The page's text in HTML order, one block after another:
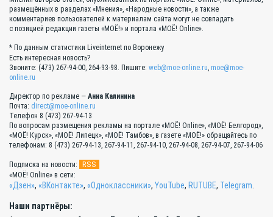
размещённых в разделах «Мнения», «Народные новости», а также
комментариев пользователей к материалам сайта могут не совпадать
с позицией редакции газеты «МОЁ!» и портала «МОЁ! Online».
* По данным статистики Liveinternet по Воронежу
Есть интересная новость?
Звоните: (473) 267-94-00, 264-93-98. Пишите: web@moe-online.ru, moe@moe-
online.ru
Директор по рекламе — Анна Калинина
Почта: direct@moe-online.ru
Телефон 8 (473) 267-94-13
По вопросам размещения рекламы на портале «МОЁ! Online», «МОЁ! Белгород»,
«МОЁ! Курск», «МОЁ! Липецк», «МОЁ! Тамбов», в газете «МОЁ!» обращайтесь по
телефонам: 8 (473) 267-94-13, 267-94-11, 267-94-10, 267-94-08, 267-94-07, 267-94-06
Подписка на новости: RSS
«МОЁ! Online» в сети:
«Дзен», «ВКонтакте», «Одноклассники», YouTube, RUTUBE, Telegram.
Наши партнёры: